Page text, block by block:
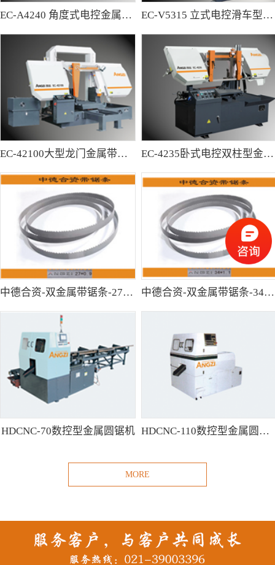
EC-A4240 角度式电控金属带锯床 EC-V5315 立式电控滑车型金属带锯床
EC-42100大型龙门金属带锯床 EC-4235卧式电控双柱型金属带锯床
中德合资-双金属带锯条-27*0.9 中德合资-双金属带锯条-34*1.1
HDCNC-70数控型金属圆锯机 HDCNC-110数控型金属圆锯机
MORE